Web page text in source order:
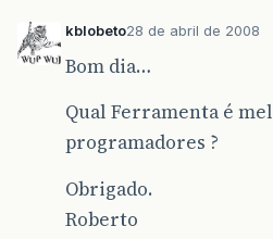
kblobeto28 de abril de 2008
Bom dia…
Qual Ferramenta é
programadores ?
Obrigado.
Roberto